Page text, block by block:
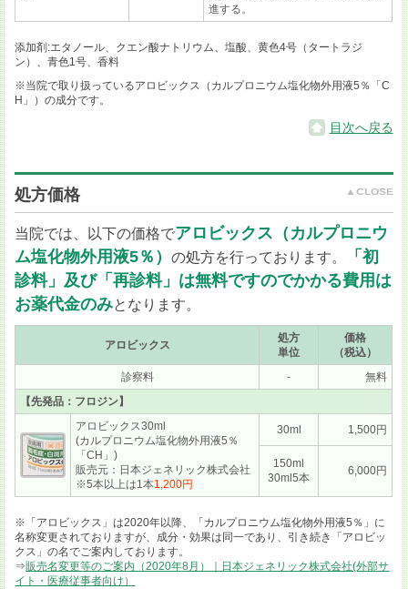
進する。
添加剤:エタノール、クエン酸ナトリウム、塩酸、黄色4号（タートラジ
ン）、青色1号、香料
※当院で取り扱っているアロビックス（カルプロニウム塩化物外用液5％「C
H」）の成分です。
目次へ戻る
処方価格
当院では、以下の価格でアロビックス（カルプロニウ
ム塩化物外用液5％）の処方を行っております。
「初
診料」及び「再診料」は無料ですのでかかる費用は
お薬代金のみとなります。
アロビックス
処方
単位
価格
（税込）
診察料
-
無料
【先発品：フロジン】
アロビックス30ml
(カルプロニウム塩化物外用液5％
「CH」)
販売元：日本ジェネリック株式会社
※5本以上は1本1,200円
30ml 1,500円
150ml
30ml5本
6,000円
※「アロビックス」は2020年以降、「カルプロニウム塩化物外用液5％」に
名称変更されておりますが、成分・効果は同一であり、引き続き「アロビッ
クス」の名でご案内しております。
⇒販売名変更等のご案内（2020年8月）｜日本ジェネリック株式会社(外部サ
イト・医療従事者向け）